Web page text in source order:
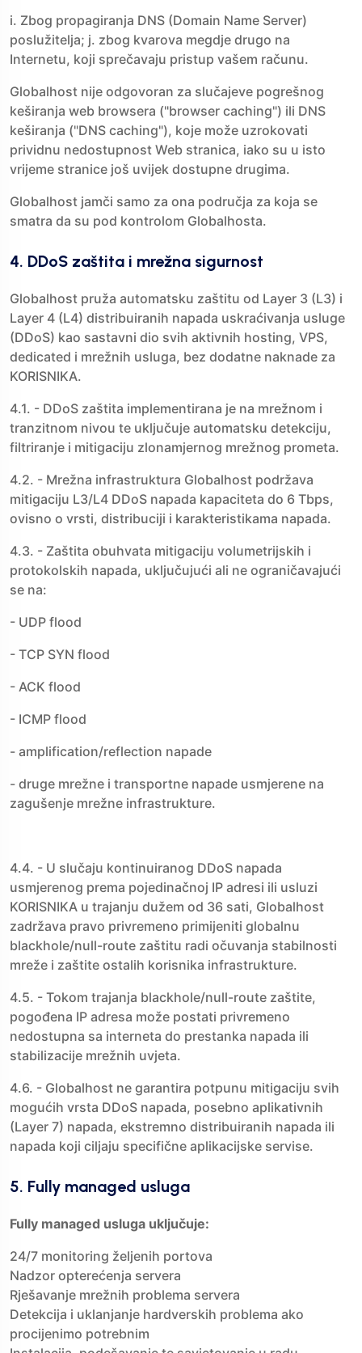
i. Zbog propagiranja DNS (Domain Name Server)
poslužitelja; j. zbog kvarova megdje drugo na
Internetu, koji sprečavaju pristup vašem računu.
Globalhost nije odgovoran za slučajeve pogrešnog
keširanja web browsera ("browser caching") ili DNS
keširanja ("DNS caching"), koje može uzrokovati
prividnu nedostupnost Web stranica, iako su u isto
vrijeme stranice još uvijek dostupne drugima.
Globalhost jamči samo za ona područja za koja se
smatra da su pod kontrolom Globalhosta.
4. DDoS zaštita i mrežna sigurnost
Globalhost pruža automatsku zaštitu od Layer 3 (L3) i
Layer 4 (L4) distribuiranih napada uskraćivanja usluge
(DDoS) kao sastavni dio svih aktivnih hosting, VPS,
dedicated i mrežnih usluga, bez dodatne naknade za
KORISNIKA.
4.1. - DDoS zaštita implementirana je na mrežnom i
tranzitnom nivou te uključuje automatsku detekciju,
filtriranje i mitigaciju zlonamjernog mrežnog prometa.
4.2. - Mrežna infrastruktura Globalhost podržava
mitigaciju L3/L4 DDoS napada kapaciteta do 6 Tbps,
ovisno o vrsti, distribuciji i karakteristikama napada.
4.3. - Zaštita obuhvata mitigaciju volumetrijskih i
protokolskih napada, uključujući ali ne ograničavajući
se na:
- UDP flood
- TCP SYN flood
- ACK flood
- ICMP flood
- amplification/reflection napade
- druge mrežne i transportne napade usmjerene na
zagušenje mrežne infrastrukture.
4.4. - U slučaju kontinuiranog DDoS napada
usmjerenog prema pojedinačnoj IP adresi ili usluzi
KORISNIKA u trajanju dužem od 36 sati, Globalhost
zadržava pravo privremeno primijeniti globalnu
blackhole/null-route zaštitu radi očuvanja stabilnosti
mreže i zaštite ostalih korisnika infrastrukture.
4.5. - Tokom trajanja blackhole/null-route zaštite,
pogođena IP adresa može postati privremeno
nedostupna sa interneta do prestanka napada ili
stabilizacije mrežnih uvjeta.
4.6. - Globalhost ne garantira potpunu mitigaciju svih
mogućih vrsta DDoS napada, posebno aplikativnih
(Layer 7) napada, ekstremno distribuiranih napada ili
napada koji ciljaju specifične aplikacijske servise.
5. Fully managed usluga
Fully managed usluga uključuje:
24/7 monitoring željenih portova
Nadzor opterećenja servera
Rješavanje mrežnih problema servera
Detekcija i uklanjanje hardverskih problema ako
procijenimo potrebnim